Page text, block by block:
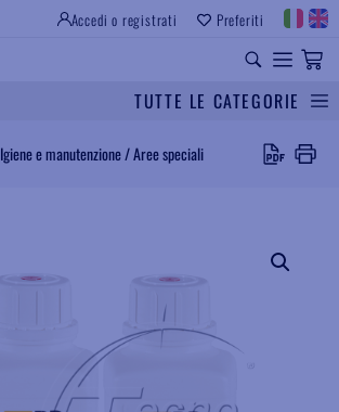
Accedi o registrati Preferiti
TUTTE LE CATEGORIE
Igiene e manutenzione/Aree speciali